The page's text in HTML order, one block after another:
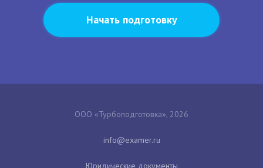
Начать подготовку
ООО «Турбоподготовка», 2026
Юридические документы